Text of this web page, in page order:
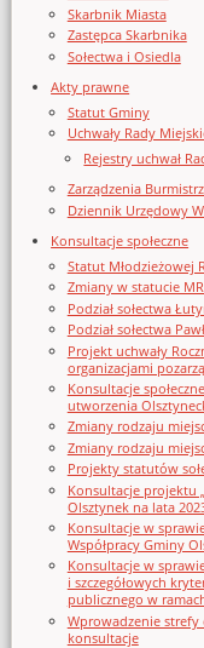
Skarbnik Miasta
Zastępca Skarbnika
Sołectwa i Osiedla
Akty prawne
Statut Gminy
Uchwały Rady
Rejestry uchwał
Zarządzenia
Dziennik Urzędowy
Konsultacje społeczne
Statut Młodzieżowej
Zmiany w statucie
Podział sołectwa
Podział sołectwa
Projekt uchwały
organizacjami
Konsultacje
utworzenia
Zmiany rodzaju
Zmiany rodzaju
Projekty statutów
Konsultacje projektu
Olsztynek na lata
Konsultacje w
Współpracy Gminy
Konsultacje w
i szczegółowych
publicznego w
Wprowadzenie strefy
konsultacje